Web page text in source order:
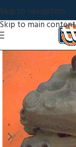
Skip to navigation
Skip to main content